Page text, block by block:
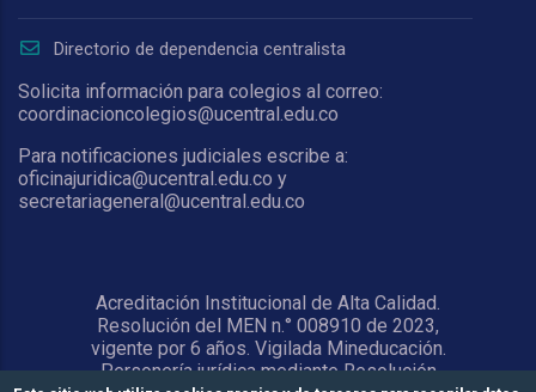
Directorio de dependencia centralista
Solicita información para colegios al correo:
coordinacioncolegios@ucentral.edu.co
Para notificaciones judiciales escribe a:
oficinajuridica@ucentral.edu.co y
secretariageneral@ucentral.edu.co
Acreditación Institucional de Alta Calidad.
Resolución del MEN n.° 008910 de 2023,
vigente por 6 años. Vigilada Mineducación.
Personería jurídica mediante Resolución